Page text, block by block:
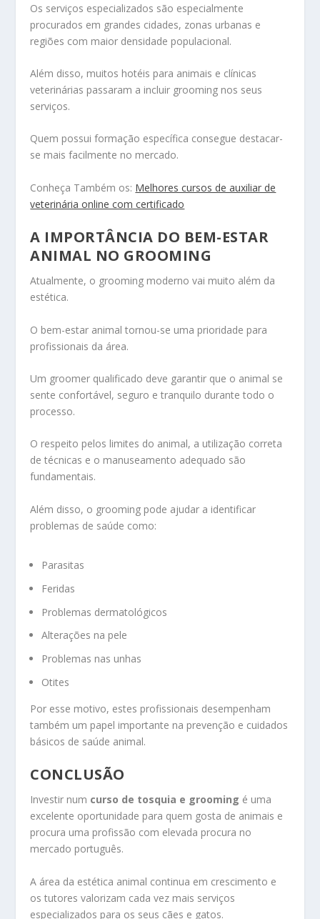
Os serviços especializados são especialmente
procurados em grandes cidades, zonas urbanas e
regiões com maior densidade populacional.
Além disso, muitos hotéis para animais e clínicas
veterinárias passaram a incluir grooming nos seus
serviços.
Quem possui formação específica consegue destacar-
se mais facilmente no mercado.
Conheça Também os: Melhores cursos de auxiliar de
veterinária online com certificado
A IMPORTÂNCIA DO BEM-ESTAR
ANIMAL NO GROOMING
Atualmente, o grooming moderno vai muito além da
estética.
O bem-estar animal tornou-se uma prioridade para
profissionais da área.
Um groomer qualificado deve garantir que o animal se
sente confortável, seguro e tranquilo durante todo o
processo.
O respeito pelos limites do animal, a utilização correta
de técnicas e o manuseamento adequado são
fundamentais.
Além disso, o grooming pode ajudar a identificar
problemas de saúde como:
Parasitas
Feridas
Problemas dermatológicos
Alterações na pele
Problemas nas unhas
Otites
Por esse motivo, estes profissionais desempenham
também um papel importante na prevenção e cuidados
básicos de saúde animal.
CONCLUSÃO
Investir num curso de tosquia e grooming é uma
excelente oportunidade para quem gosta de animais e
procura uma profissão com elevada procura no
mercado português.
A área da estética animal continua em crescimento e
os tutores valorizam cada vez mais serviços
especializados para os seus cães e gatos.